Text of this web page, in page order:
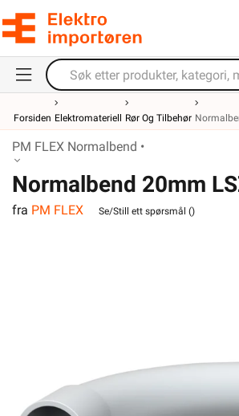
Forsiden Elektromateriell Rør Og Tilbehør
PM FLEX Normalbend •
Normalbend 20mm
fra PM FLEX Se/Still ett spørsmål ()